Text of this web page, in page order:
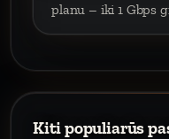
planu – iki 1 Gbps
Kiti populiarūs